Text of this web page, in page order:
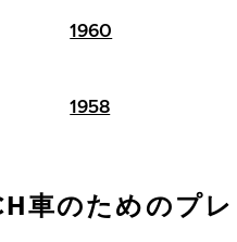
1960
1958
車のためのプ